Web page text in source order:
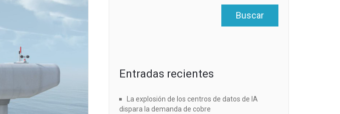
Entradas recientes
La explosión de los centros de datos de IA
dispara la demanda de cobre